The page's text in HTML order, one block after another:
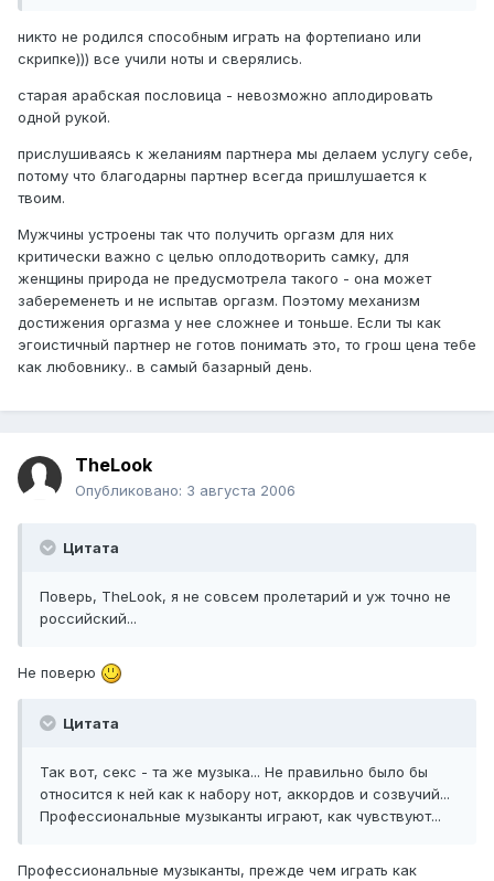
никто не родился способным играть на фортепиано или
скрипке))) все учили ноты и сверялись.
старая арабская пословица - невозможно аплодировать
одной рукой.
прислушиваясь к желаниям партнера мы делаем услугу себе,
потому что благодарны партнер всегда пришлушается к
твоим.
Мужчины устроены так что получить оргазм для них
критически важно с целью оплодотворить самку, для
женщины природа не предусмотрела такого - она может
забеременеть и не испытав оргазм. Поэтому механизм
достижения оргазма у нее сложнее и тоньше. Если ты как
эгоистичный партнер не готов понимать это, то грош цена тебе
как любовнику.. в самый базарный день.
TheLook
Опубликовано: 3 августа 2006
Цитата
Поверь, TheLook, я не совсем пролетарий и уж точно не
российский...
Не поверю
Цитата
Так вот, секс - та же музыка... Не правильно было бы
относится к ней как к набору нот, аккордов и созвучий...
Профессиональные музыканты играют, как чувствуют...
Профессиональные музыканты, прежде чем играть как